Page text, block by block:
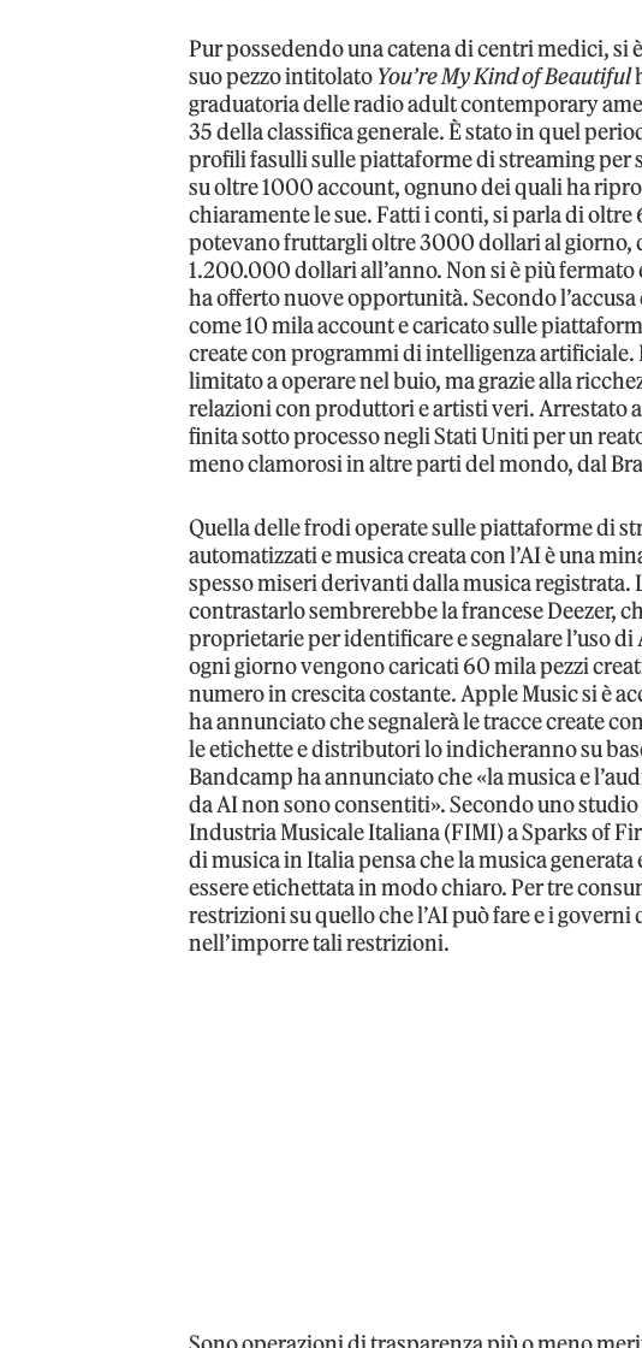
Pur possedendo una catena di centri medici, si
suo pezzo intitolato You’re My Kind of Beautiful
graduatoria delle radio adult contemporary
35 della classifica generale. È stato in quel
profili fasulli sulle piattaforme di streaming per
su oltre 1000 account, ognuno dei quali ha
chiaramente le sue. Fatti i conti, si parla di
potevano fruttargli oltre 3000 dollari al giorno,
1.200.000 dollari all’anno. Non si è più fermato
ha offerto nuove opportunità. Secondo
come 10 mila account e caricato sulle
create con programmi di intelligenza artificiale.
limitato a operare nel buio, ma grazie alla
relazioni con produttori e artisti veri. Arrestato
finita sotto processo negli Stati Uniti per un
meno clamorosi in altre parti del mondo, dal
Quella delle frodi operate sulle piattaforme di
automatizzati e musica creata con l’AI è una
spesso miseri derivanti dalla musica
contrastarlo sembrerebbe la francese Deezer,
proprietarie per identificare e segnalare l’uso
ogni giorno vengono caricati 60 mila pezzi
numero in crescita costante. Apple Music si è
ha annunciato che segnalerà le tracce create
le etichette e distributori lo indicheranno su
Bandcamp ha annunciato che «la musica e
da AI non sono consentiti». Secondo uno
Industria Musicale Italiana (FIMI) a Sparks of
di musica in Italia pensa che la musica
essere etichettata in modo chiaro. Per tre
restrizioni su quello che l’AI può fare e i
nell’imporre tali restrizioni.